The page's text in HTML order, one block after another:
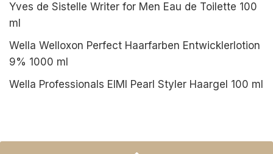
Yves de Sistelle Writer for Men Eau de Toilette 100
ml
Wella Welloxon Perfect Haarfarben Entwicklerlotion
9% 1000 ml
Wella Professionals EIMI Pearl Styler Haargel 100 ml